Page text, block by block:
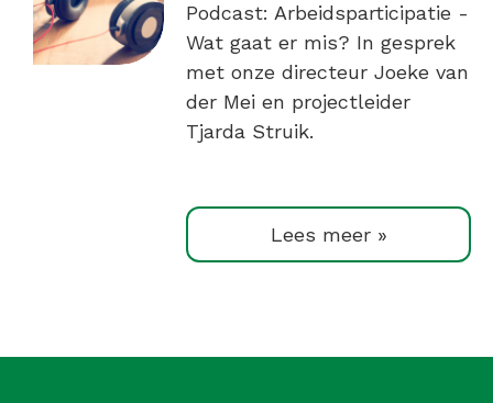
Podcast: Arbeidsparticipatie -
Wat gaat er mis? In gesprek
met onze directeur Joeke van
der Mei en projectleider
Tjarda Struik.
Lees meer »